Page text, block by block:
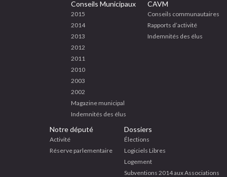
Conseils Municipaux
2015
2014
2013
2012
2011
2010
2003
2002
Magazine municipal
Indemnités des élus
CAVM
Conseils communautaires
Rapports d’activité
Indemnités des élus
Notre député
Activité
Réserve parlementaire
Dossiers
Élections
Logiciels Libres
Logement
Subventions 2014 aux Associations